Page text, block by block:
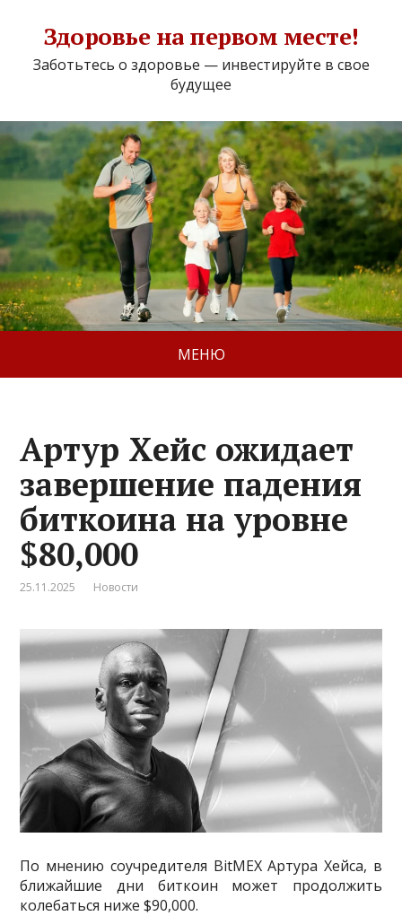
Здоровье на первом месте!
Заботьтесь о здоровье — инвестируйте в свое
будущее
МЕНЮ
Артур Хейс ожидает
завершение падения
биткоина на уровне
$80,000
25.11.2025 Новости
По мнению соучредителя BitMEX Артура Хейса, в
ближайшие дни биткоин может продолжить
колебаться ниже $90,000.